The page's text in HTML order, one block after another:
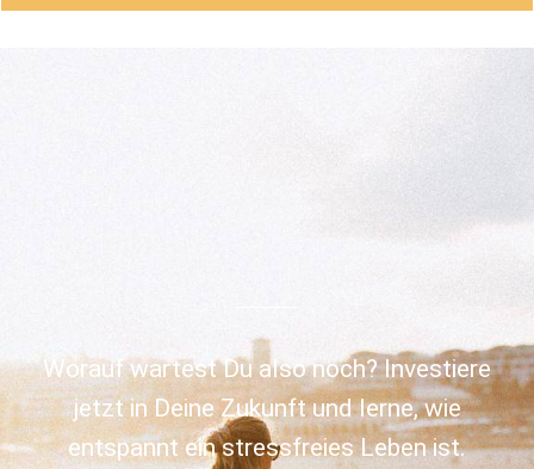
Worauf wartest Du also noch? Investiere
jetzt in Deine Zukunft und lerne, wie
entspannt ein stressfreies Leben ist.